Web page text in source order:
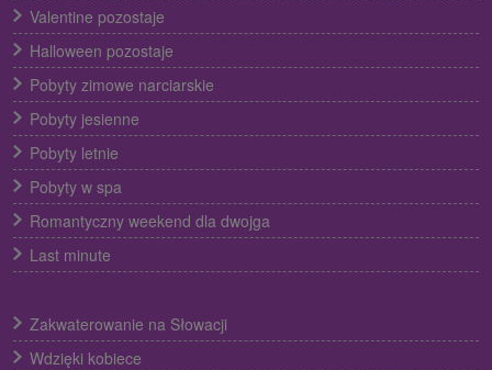
Valentine pozostaje
Halloween pozostaje
Pobyty zimowe narciarskie
Pobyty jesienne
Pobyty letnie
Pobyty w spa
Romantyczny weekend dla dwojga
Last minute
Zakwaterowanie na Słowacji
Wdzięki kobiece